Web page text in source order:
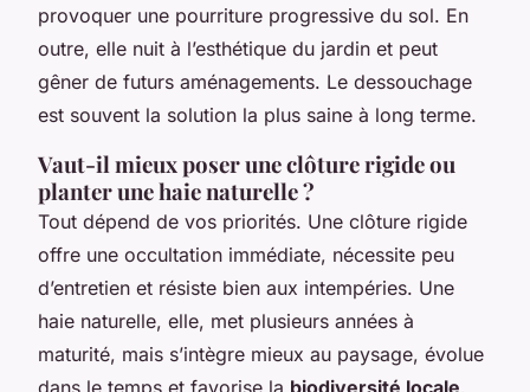
provoquer une pourriture progressive du sol. En
outre, elle nuit à l’esthétique du jardin et peut
gêner de futurs aménagements. Le dessouchage
est souvent la solution la plus saine à long terme.
Vaut-il mieux poser une clôture rigide ou
planter une haie naturelle ?
Tout dépend de vos priorités. Une clôture rigide
offre une occultation immédiate, nécessite peu
d’entretien et résiste bien aux intempéries. Une
haie naturelle, elle, met plusieurs années à
maturité, mais s’intègre mieux au paysage, évolue